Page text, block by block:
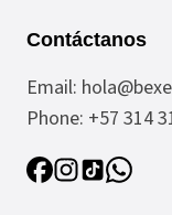
Contáctanos
Email:
Phone: +57 314